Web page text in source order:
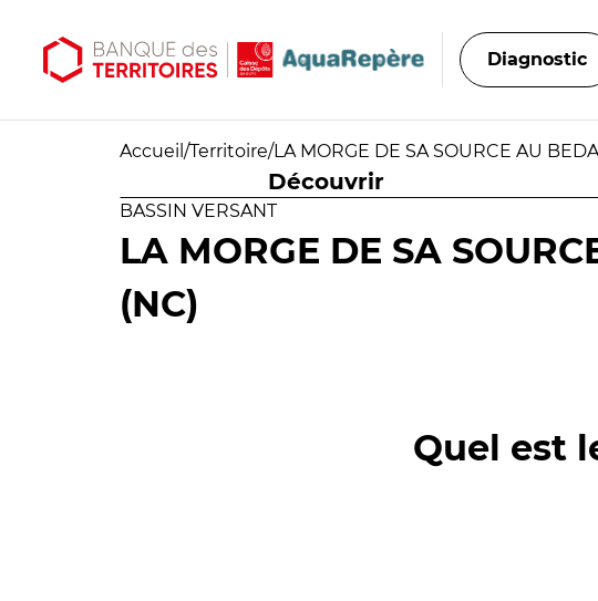
Diagnostic
Accueil /Territoire/LA MORGE DE SA SOURCE AU
Découvrir
BASSIN VERSANT
LA MORGE DE SA
(NC)
Quel est